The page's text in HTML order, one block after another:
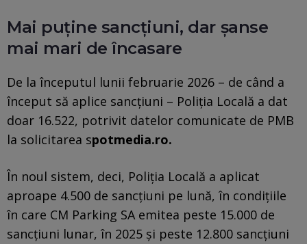
Mai puține sancțiuni, dar șanse
mai mari de încasare
De la începutul lunii februarie 2026 – de când a
început să aplice sancțiuni – Poliția Locală a dat
doar 16.522, potrivit datelor comunicate de PMB
la solicitarea spotmedia.ro.
În noul sistem, deci, Poliția Locală a aplicat
aproape 4.500 de sancțiuni pe lună, în condițiile
în care CM Parking SA emitea peste 15.000 de
sancțiuni lunar, în 2025 și peste 12.800 sancțiuni